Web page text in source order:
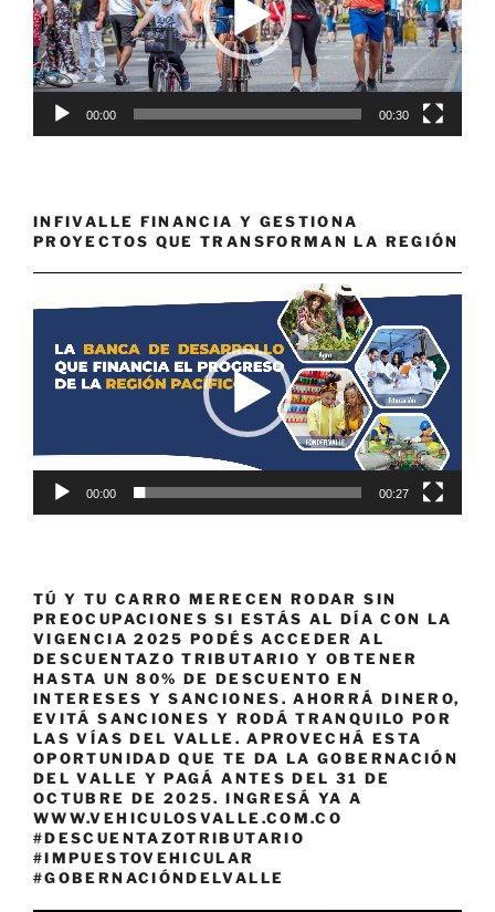
00:00 00:30
INFIVALLE FINANCIA Y GESTIONA
PROYECTOS QUE TRANSFORMAN LA REGIÓN
de
00:00 00:27
TÚ Y TU CARRO MERECEN RODAR SIN
PREOCUPACIONES SI ESTÁS AL DÍA CON LA
VIGENCIA 2025 PODÉS ACCEDER AL
DESCUENTAZO TRIBUTARIO Y OBTENER
HASTA UN 80% DE DESCUENTO EN
INTERESES Y SANCIONES. AHORRÁ DINERO,
EVITÁ SANCIONES Y RODÁ TRANQUILO POR
LAS VÍAS DEL VALLE. APROVECHÁ ESTA
OPORTUNIDAD QUE TE DA LA GOBERNACIÓN
DEL VALLE Y PAGÁ ANTES DEL 31 DE
OCTUBRE DE 2025. INGRESÁ YA A
WWW.VEHICULOSVALLE.COM.CO
#DESCUENTAZOTRIBUTARIO
#IMPUESTOVEHICULAR
#GOBERNACIÓNDELVALLE